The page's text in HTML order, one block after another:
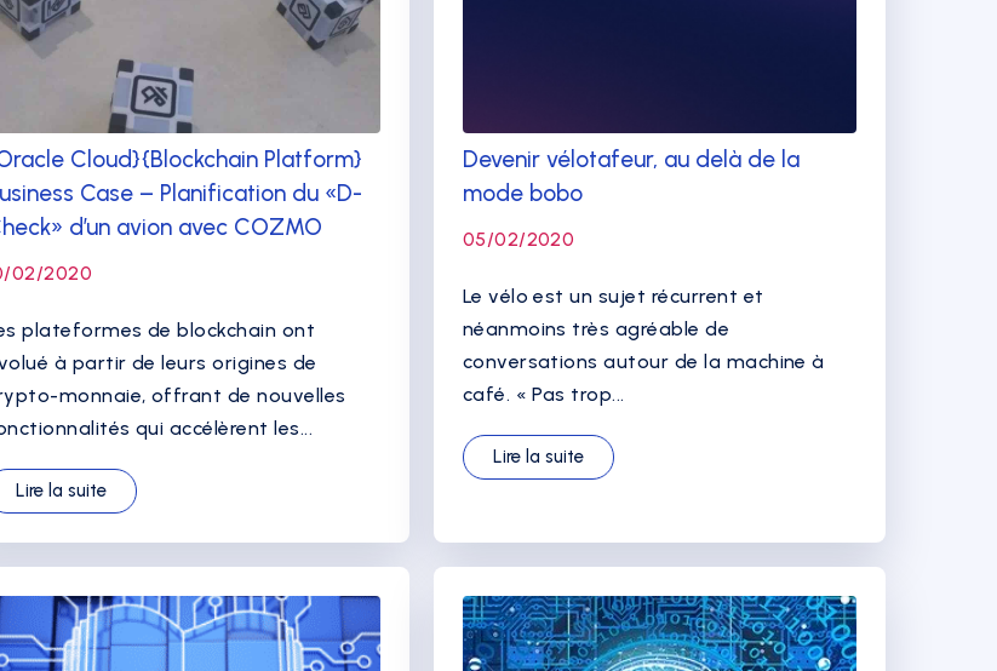
Cloud}{Blockchain Platform}
Case – Planification du «D-
d’un avion avec COZMO
02/2020
plateformes de blockchain ont
à partir de leurs origines de
monnaie, offrant de nouvelles
qui accélèrent les...
Lire la suite
Devenir vélotafeur, au delà de la
mode bobo
05/02/2020
Le vélo est un sujet récurrent et
néanmoins très agréable de
conversations autour de la machine à
café. « Pas trop...
Lire la suite